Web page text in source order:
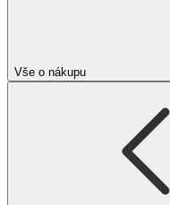
Vše o nákupu